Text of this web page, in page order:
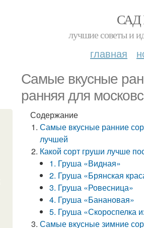
САД
лучшие советы и
главная
Самые вкусные
ранняя для
Содержание
Самые вкусные ранние
лучшей
Какой сорт груши лучше
1. Груша «Видная»
2. Груша «Брянская
3. Груша «Ровесница»
4. Груша «Банановая»
5. Груша «Скороспелка
Самые вкусные зимние